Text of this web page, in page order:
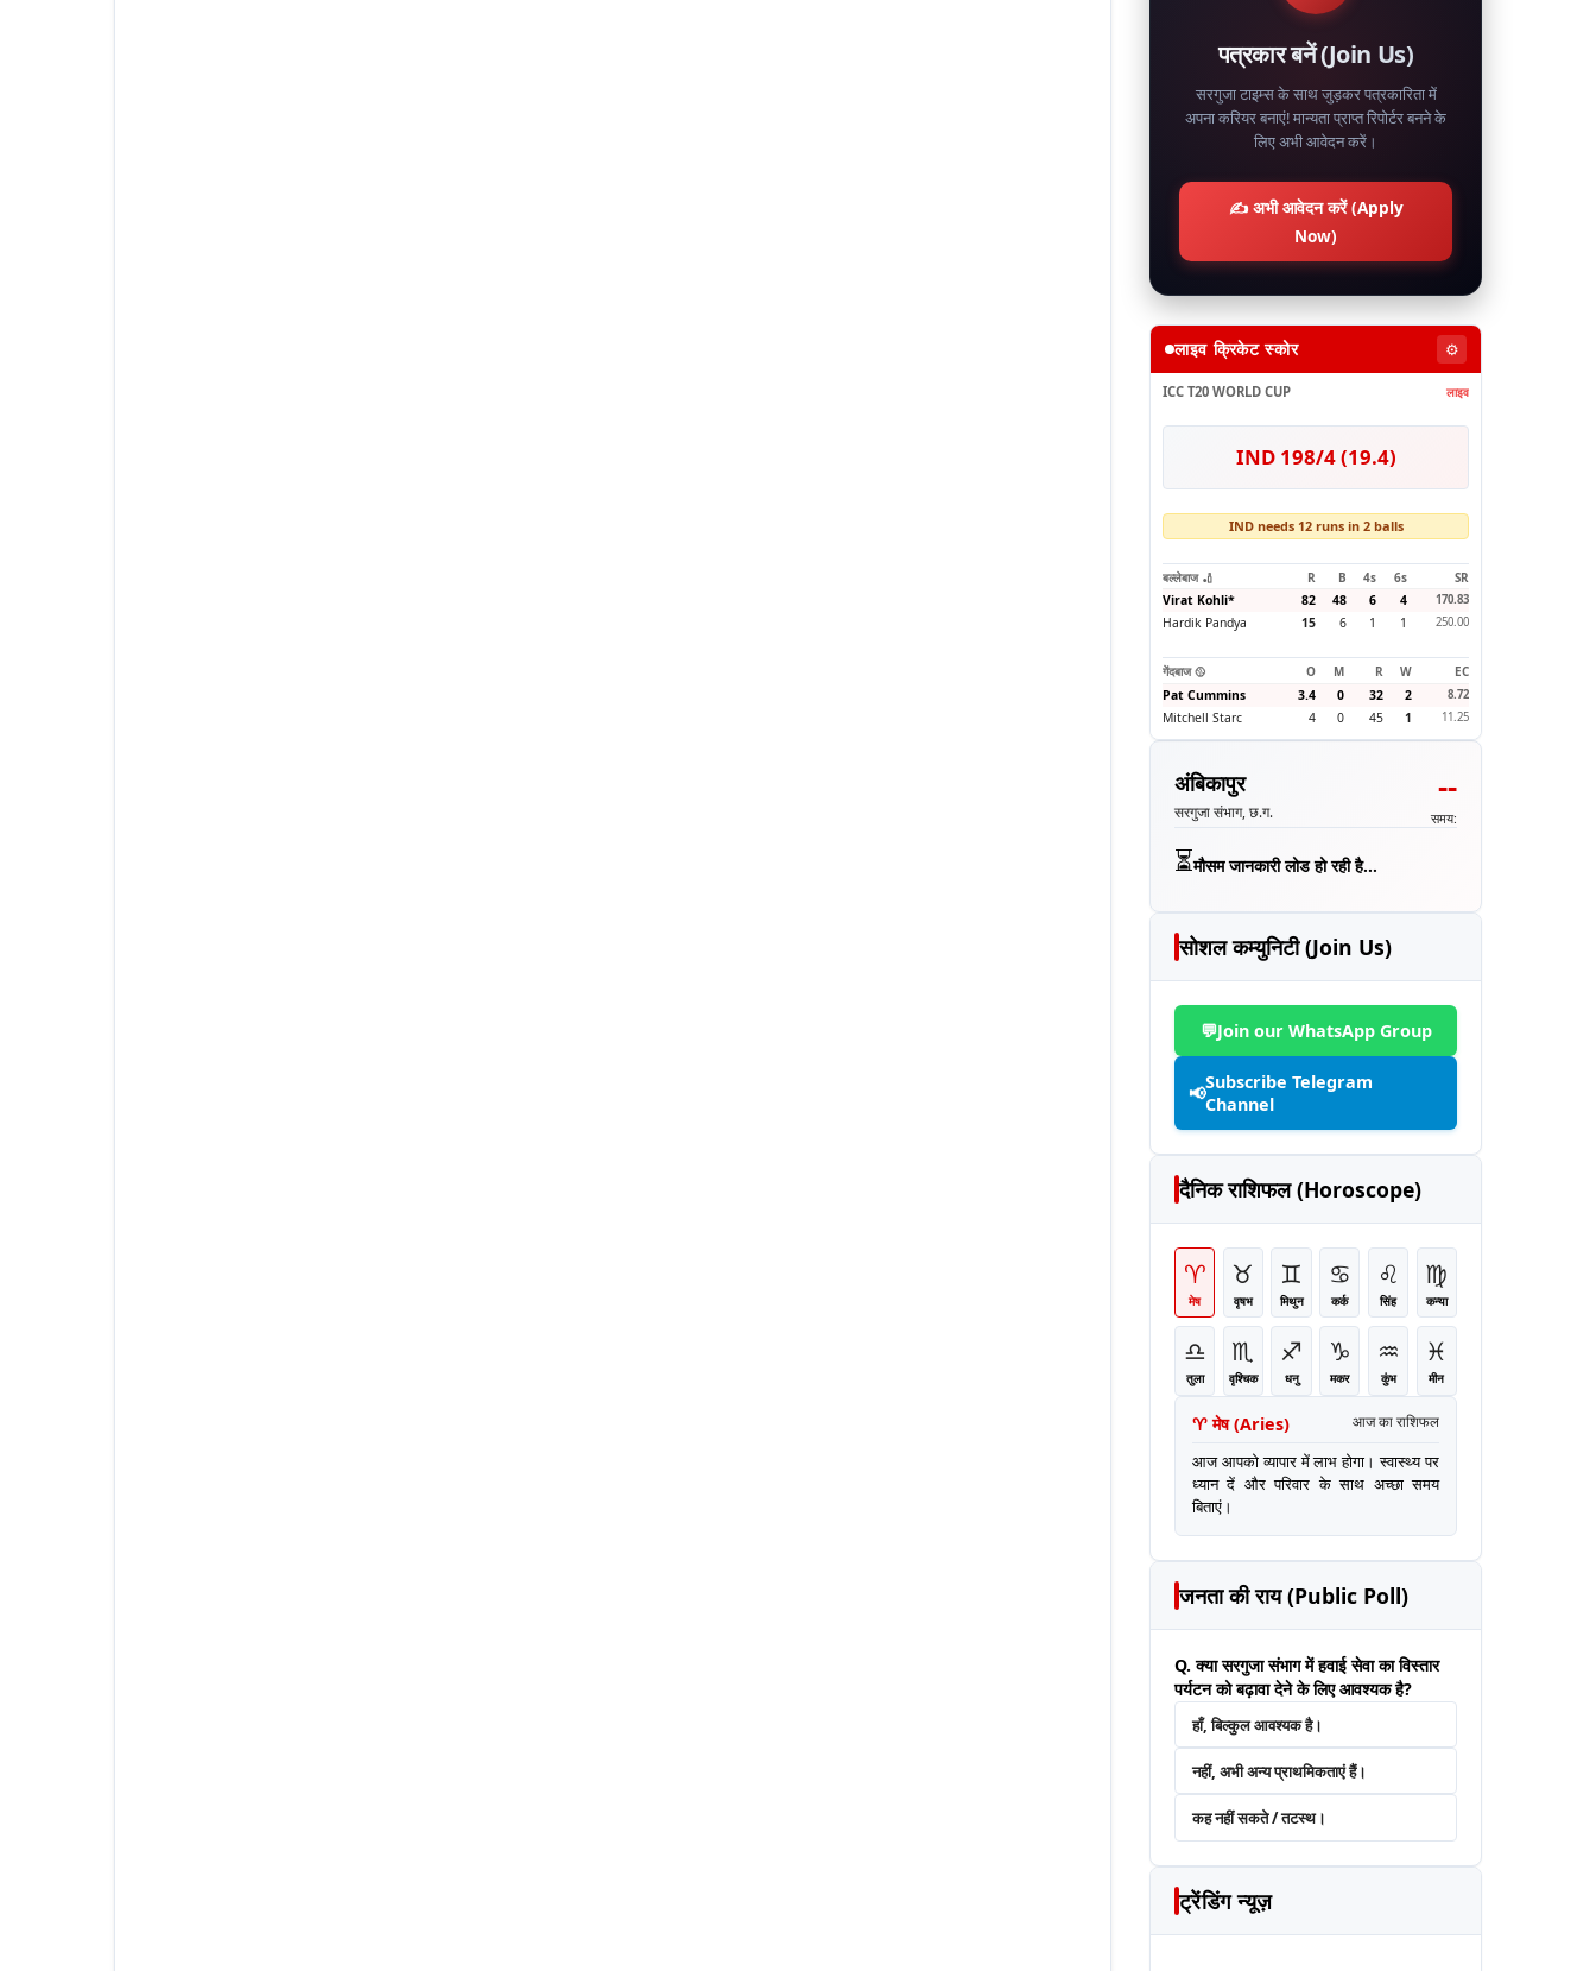
पत्रकार बनें (Join Us)
सरगुजा टाइम्स के साथ जुड़कर पत्रकारिता में
अपना करियर बनाएं! मान्यता प्राप्त रिपोर्टर बनने के
लिए अभी आवेदन करें।
✍️ अभी आवेदन करें (Apply
Now)
लाइव क्रिकेट स्कोर ⚙️
ICC T20 WORLD CUP लाइव
IND 198/4 (19.4)
IND needs 12 runs in 2 balls
बल्लेबाज 🏏 R B 4s 6s
SR
Virat Kohli* 82 48 6 4 170.83
Hardik Pandya 15 6 1 1 250.00
गेंदबाज 🥎 O M R W
EC
Pat Cummins
3.4 0 32 2 8.72
Mitchell Starc 4 0 45 1 11.25
अंबिकापुर
सरगुजा संभाग, छ.ग.
--
समय:
⏳मौसम जानकारी लोड हो रही है...
सोशल कम्युनिटी (Join Us)
💬Join our WhatsApp Group
📢Subscribe Telegram
Channel
दैनिक राशिफल (Horoscope)
♈
मेष
♉
वृषभ
♊
मिथुन
♋
कर्क
♌
सिंह
♍
कन्या
♎
तुला
♏
वृश्चिक
♐
धनु
♑
मकर
♒
कुंभ
♓
मीन
♈ मेष(Aries) आज का राशिफल
आज आपको व्यापार में लाभ होगा। स्वास्थ्य पर
ध्यान दें और परिवार के साथ अच्छा समय
बिताएं।
जनता की राय (Public Poll)
Q. क्या सरगुजा संभाग में हवाई सेवा का विस्तार
पर्यटन को बढ़ावा देने के लिए आवश्यक है?
हाँ, बिल्कुल आवश्यक है।
नहीं, अभी अन्य प्राथमिकताएं हैं।
कह नहीं सकते / तटस्थ।
ट्रेंडिंग न्यूज़